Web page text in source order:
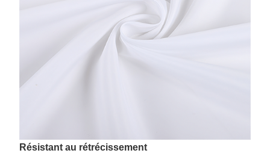
Résistant au rétrécissement